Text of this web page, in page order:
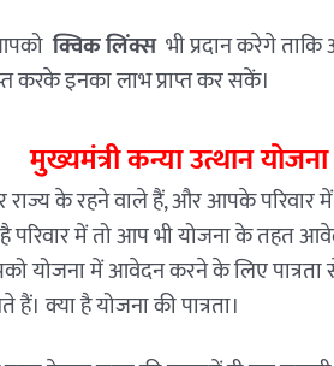
क्विक लिंक्स भी प्रदान करेगे
करके इनका लाभ प्राप्त कर सकें।
मुख्यमंत्री कन्या उत्थान योजना
राज्य के रहने वाले हैं, और आपके परिवार
है परिवार में तो आप भी योजना के
योजना में आवेदन करने के लिए पात्रता से
हैं। क्या है योजना की पात्रता।